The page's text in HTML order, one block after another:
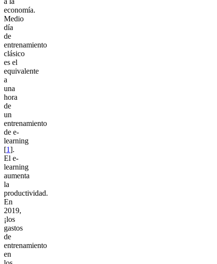
economía.
Medio
día
de
entrenamiento
clásico
es el
equivalente
a
una
hora
de
un
entrenamiento
de e-
learning
[1].
El e-
learning
aumenta
la
productividad.
En
2019,
¡los
gastos
de
entrenamiento
en